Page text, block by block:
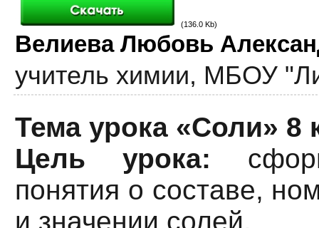
(136.0 Kb)
Велиева Любовь
учитель химии, МБОУ
Тема урока «Соли» 8
Цель урока:
понятия о составе,
и значении солей.